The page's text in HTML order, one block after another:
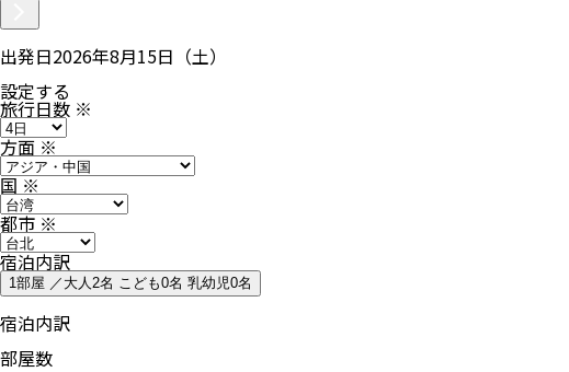
出発日2026年8月15日（土）
設定する
旅行日数 ※
方面※
国※
都市※
宿泊内訳
1部屋 ／大人2名 こども0名 乳幼児0名
宿泊内訳
部屋数